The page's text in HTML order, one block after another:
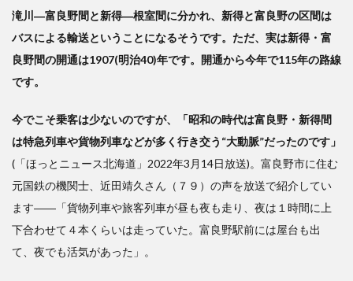
滝川―富良野間と新得―根室間に分かれ、新得と富良野の区間は
バスによる輸送ということになるそうです。ただ、実は新得・富
良野間の開通は1907(明治40)年です。開通から今年で115年の路線
です。
今でこそ乗客は少ないのですが、「昭和の時代は富良野・新得間
は特急列車や貨物列車などが多く行き交う“大動脈”だったのです」
(「ほっとニュース北海道」2022年3月14日放送)。富良野市に住む
元国鉄の機関士、近田靖久さん（７９）の声を放送で紹介してい
ます――「貨物列車や旅客列車が昼も夜も走り、夜は１時間に上
下合わせて４本くらいは走っていた。富良野駅前には屋台も出
て、夜でも活気があった」。